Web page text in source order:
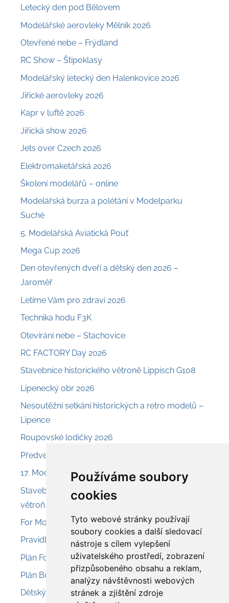
Používáme soubory
cookies
Tyto webové stránky používají
soubory cookies a další sledovací
nástroje s cílem vylepšení
uživatelského prostředí, zobrazení
přizpůsobeného obsahu a reklam,
analýzy návštěvnosti webových
stránek a zjištění zdroje
Letecký den pod Bělovem
Modelářské aerovleky Mělník 2026
Otevřené nebe – Frýdland
RC Show – Štipoklasy
Modelářský letecký den Halenkovice 2026
Jiřické aerovleky 2026
Kapr v luftě 2026
Jiřická show 2026
Jets over Czech 2026
Elektromaketářská 2026
Školení modelářů – online
Modelářská burza a polétání v Modelparku
Suché
5. Modelářská Aviatická Pouť
Mega Cup 2026
Den otevřených dveří a dětský den 2026 –
Jaroměř
Letíme Vám pro zdraví 2026
Technika hodu F3K
Otevírání nebe – Stachovice
RC FACTORY Day 2026
Stavebnice historického větroně Lippisch G108
Lipenecký obr 2026
Nesoutěžní setkání historických a retro modelů –
Lipence
Roupovské lodičky 2026
Předveď a prodej – Nesvačily
17. Model Air Show Chroust
Stavebnice Aroso 225 – svahový akrobatický
větroň
For Model 2026 – Olomouc
Pravidla pro provoz modelů 2026
Plán Fokker D.VIIII
Plán Boeing L-15 Scout
Dětský modelářský den – letiště Sobínka